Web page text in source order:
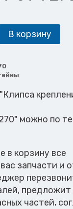
В корзину
можно по
в корзину все
запчасти и
предложит
частей,